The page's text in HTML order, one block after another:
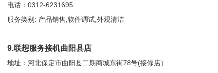
电话：0312-6231695
服务类别: 产品销售,软件调试,外观清洁
9.联想服务接机曲阳县店
地址：河北保定市曲阳县二期商城东街78号(接修店）